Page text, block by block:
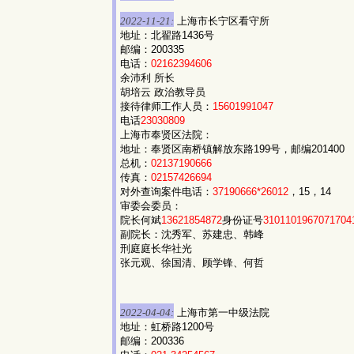
2022-11-21: 上海市长宁区看守所
地址：北翟路1436号
邮编：200335
电话： 02162394606
余沛利 所长
胡培云 政治教导员
接待律师工作人员： 15601991047
电话23030809
上海市奉贤区法院：
地址：奉贤区南桥镇解放东路199号，邮编201400
总机： 02137190666
传真： 02157426694
对外查询案件电话： 37190666*26012 ，15，14
审委会委员：
院长何斌13621854872身份证号
副院长：沈秀军、苏建忠、韩峰
刑庭庭长华社光
张元观、徐国清、顾学锋、何哲
2022-04-04: 上海市第一中级法院
地址：虹桥路1200号
邮编：200336